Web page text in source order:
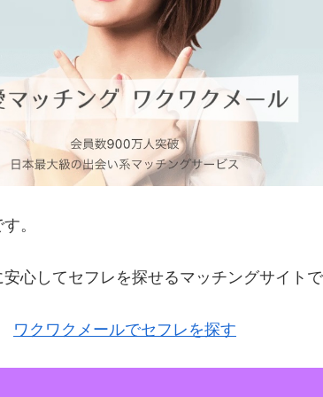
。
安心してセフレを探せるマッチングサイト
ワクワクメールでセフレを探す